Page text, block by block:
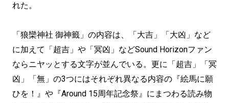
れた。
「狼欒神社 御神籤」の内容は、「大吉」「大凶」など
に加えて「超吉」や「冥凶」などSound Horizonファン
ならニヤッとする文字が並んでいる。更に「超吉」「冥
凶」「無」の3つにはそれぞれ異なる内容の『絵馬に願
ひを！』や『Around 15周年記念祭』にまつわる読み物